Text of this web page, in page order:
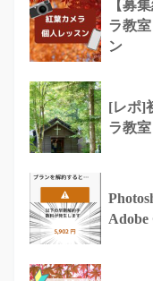
【募
ラ教
ン
[レポ]
ラ教室